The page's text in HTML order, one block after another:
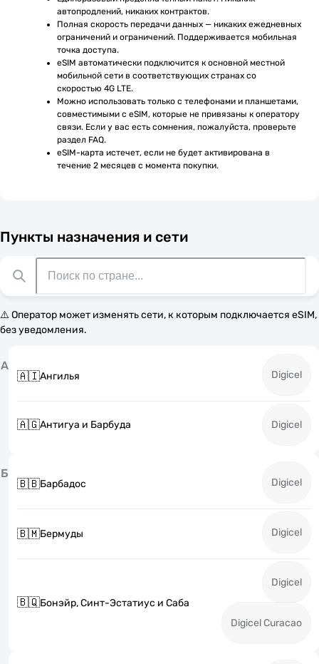
автопродлений, никаких контрактов.
Полная скорость передачи данных — никаких ежедневных
ограничений и ограничений. Поддерживается мобильная
точка доступа.
eSIM автоматически подключится к основной местной
мобильной сети в соответствующих странах со
скоростью 4G LTE.
Можно использовать только с телефонами и планшетами,
совместимыми с eSIM, которые не привязаны к оператору
связи. Если у вас есть сомнения, пожалуйста, проверьте
раздел FAQ.
eSIM-карта истечет, если не будет активирована в
течение 2 месяцев с момента покупки.
Пункты назначения и сети
⚠️ Оператор может изменять сети, к которым подключается eSIM,
без уведомления.
А
🇦🇮Ангилья Digicel
🇦🇬Антигуа и Барбуда Digicel
Б
🇧🇧Барбадос Digicel
🇧🇲Бермуды Digicel
🇧🇶Бонэйр, Синт-Эстатиус и Саба
Digicel
Digicel Curacao